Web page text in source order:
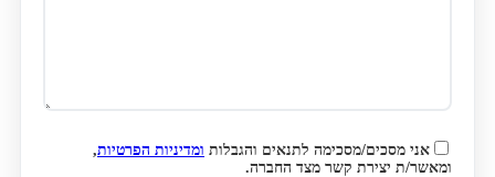
אני מסכים/מסכימה לתנאים והגבלות ומדיניות הפרטיות,
ומאשר/ת יצירת קשר מצד החברה.